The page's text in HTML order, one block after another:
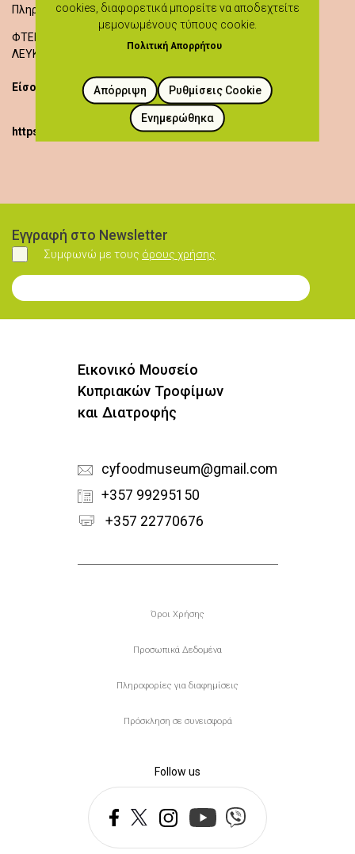
Πληροφορίες: 99964050
ΦΤΕΡΙΚΟΥΔΙ
ΛΕΥΚΩΣΙΑ
Είσοδος δωρεάν
https://heartlandoflegends.com/workshops/
Εγγραφή στο Newsletter
Συμφωνώ
Συμφωνώ με τους όρους χρήσης
Εγγραφή στο Newsletter
Εικονικό Μουσείο
Κυπριακών Τροφίμων
και Διατροφής
cyfoodmuseum@gmail.com
+357 99295150
+357 22770676
Υποσέλιδο
Όροι Χρήσης
Προσωπικά Δεδομένα
Πληροφορίες για διαφημίσεις
Πρόσκληση σε συνεισφορά
Follow us
cookies, διαφορετικά μπορείτε να αποδεχτείτε
μεμονωμένους τύπους cookie.
Πολιτική Απορρήτου
Ρυθμίσεις Cookie
Απόρριψη
Ενημερώθηκα